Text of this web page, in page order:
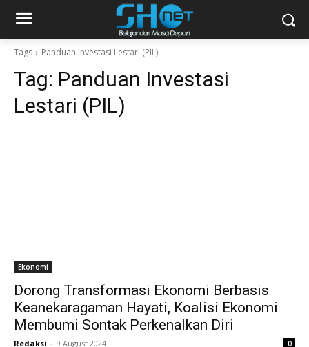
Tags Panduan Investasi Lestari (PIL)
Tag: Panduan Investasi
Lestari (PIL)
Ekonomi
Dorong Transformasi Ekonomi Berbasis
Keanekaragaman Hayati, Koalisi Ekonomi
Membumi Sontak Perkenalkan Diri
Redaksi - 9 August 2024 0